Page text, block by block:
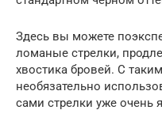
Здесь вы можете
ломаные стрелки,
хвостика бровей. С
необязательно
сами стрелки уже очень